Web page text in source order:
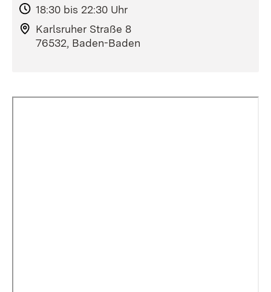
18:30 bis 22:30 Uhr
Karlsruher Straße 8
76532, Baden-Baden